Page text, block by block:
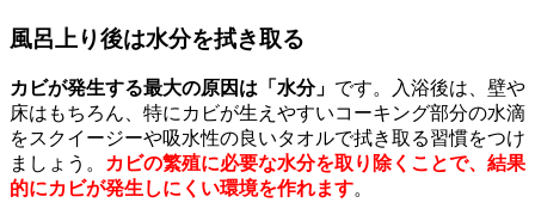
風呂上り後は水分を拭き取る
カビが発生する最大の原因は「水分」 です。入浴後は、壁や
床はもちろん、特にカビが生えやすいコーキング部分の水滴
をスクイージーや吸水性の良いタオルで拭き取る習慣をつけ
ましょう。
カビの繁殖に必要な水分を取り除くことで、結果
的にカビが発生しにくい環境を作れます。